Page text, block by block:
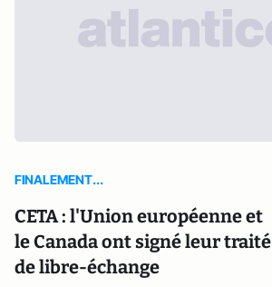
FINALEMENT...
CETA : l'Union européenne et
le Canada ont signé leur traité
de libre-échange